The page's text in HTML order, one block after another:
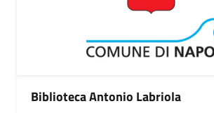
Biblioteca Antonio Labriola